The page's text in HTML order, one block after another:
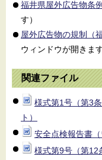
福井県屋外広告物条
す）
屋外広告物の規制（
ウィンドウが開きます
関連ファイル
様式第1号（第3
ト）
安全点検報告書（
様式第9号（第12